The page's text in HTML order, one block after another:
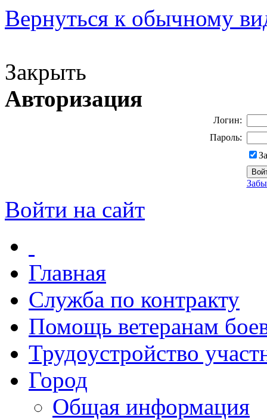
Вернуться к обычному
Закрыть
Авторизация
Логин:
Пароль:
Войти на сайт
Главная
Служба по контракту
Помощь ветеранам
Трудоустройство
Город
Общая информация